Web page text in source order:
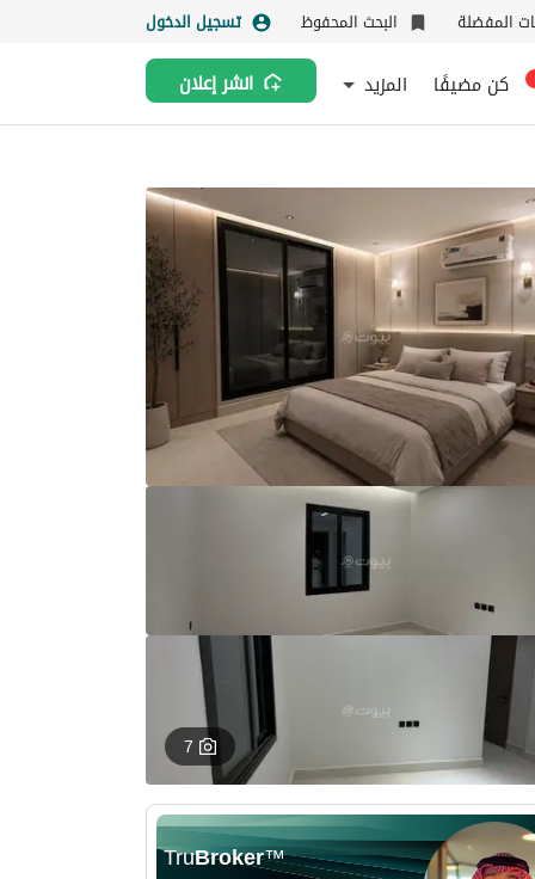
المفضلة البحث المحفوظ تسجيل الدخول
كن مضيفًا المزيد انشر إعلان
7
TruBroker™